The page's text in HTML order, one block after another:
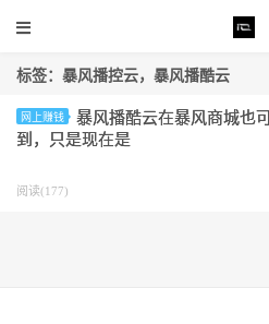
标签：暴风播控云，暴风播酷云
网上赚钱
暴风播酷云在暴风商城也
到，只是现在是
阅读(177)